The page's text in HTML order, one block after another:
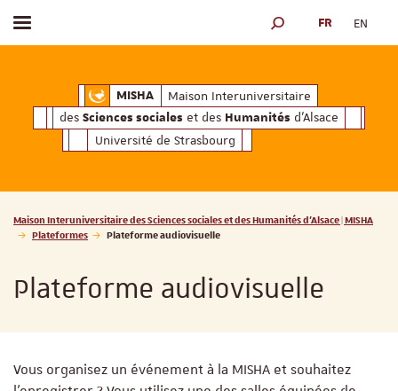
MISHAMaison Interuniversitaire des
Maison Interuniversitaire
des Sciences sociales et des Humanités d'Alsace
Université de Strasbourg
Afficher / masquer le menu MOTEUR DE
FR EN
Vous êtes ici :
Maison Interuniversitaire des Sciences sociales et des Humanités d'Alsace | MISHA
Plateformes
Plateforme audiovisuelle
Plateforme audiovisuelle
Vous organisez un événement à la MISHA et souhaitez